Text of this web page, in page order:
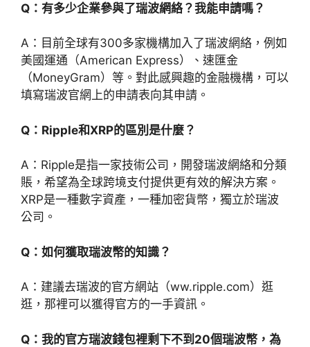
Q：有多少企業參與了瑞波網絡？我能申請嗎？
A：目前全球有300多家機構加入了瑞波網絡，例如
美國運通（American Express）、速匯金
（MoneyGram）等。對此感興趣的金融機構，可以
填寫瑞波官網上的申請表向其申請。
Q：Ripple和XRP的區別是什麼？
A：Ripple是指一家技術公司，開發瑞波網絡和分類
賬，希望為全球跨境支付提供更有效的解決方案。
XRP是一種數字資產，一種加密貨幣，獨立於瑞波
公司。
Q：如何獲取瑞波幣的知識？
A：建議去瑞波的官方網站（ww.ripple.com）逛
逛，那裡可以獲得官方的一手資訊。
Q：我的官方瑞波錢包裡剩下不到20個瑞波幣，為